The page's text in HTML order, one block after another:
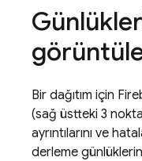
Bir dağıtım için
(sağ üstteki 3
ayrıntılarını ve
derleme